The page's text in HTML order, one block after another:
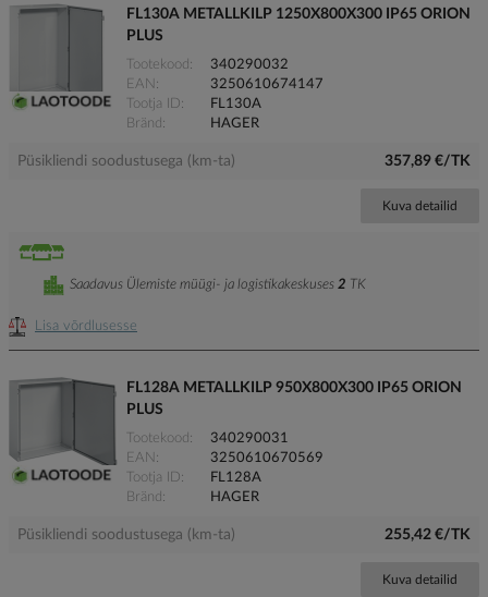
FL130A METALLKILP 1250X800X300 IP65 ORION
PLUS
Tootekood
340290032
EAN
3250610674147
Tootja ID
FL130A
Bränd
HAGER
Püsikliendi soodustusega (km-ta) 357,89 €/TK
Kuva detailid
Lisa võrdlusesse
Saadavus Ülemiste müügi- ja logistikakeskuses 2 TK
FL128A METALLKILP 950X800X300 IP65 ORION
PLUS
Tootekood
340290031
EAN
3250610670569
Tootja ID
FL128A
Bränd
HAGER
Püsikliendi soodustusega (km-ta) 255,42 €/TK
Kuva detailid